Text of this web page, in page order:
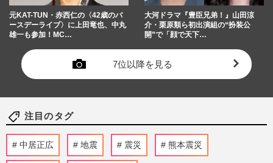
元KAT-TUN・赤西仁の〈42歳のバ
ースデーライブ〉に上田竜也、中丸
雄一も参加！MC…
大河ドラマ『豊臣兄弟！』山田涼
介・栗原類ら初出演組の“扮装公
開”で「顔で天下…
7位以降を見る
注目のタグ
中居正広 地震 震災 熊本震災